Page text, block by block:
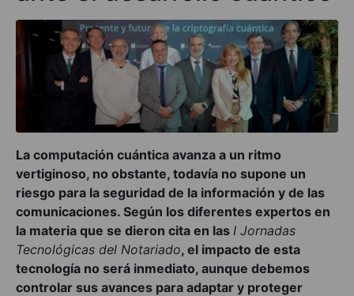
La computación cuántica avanza a un ritmo
vertiginoso, no obstante, todavía no supone un
riesgo para la seguridad de la información y de las
comunicaciones. Según los diferentes expertos en
la materia que se dieron cita en las I Jornadas
Tecnológicas del Notariado, el impacto de esta
tecnología no será inmediato, aunque debemos
controlar sus avances para adaptar y proteger